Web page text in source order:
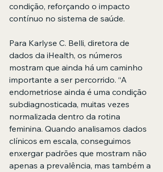
condição, reforçando o impacto
contínuo no sistema de saúde.
Para Karlyse C. Belli, diretora de
dados da iHealth, os números
mostram que ainda há um caminho
importante a ser percorrido. “A
endometriose ainda é uma condição
subdiagnosticada, muitas vezes
normalizada dentro da rotina
feminina. Quando analisamos dados
clínicos em escala, conseguimos
enxergar padrões que mostram não
apenas a prevalência, mas também a